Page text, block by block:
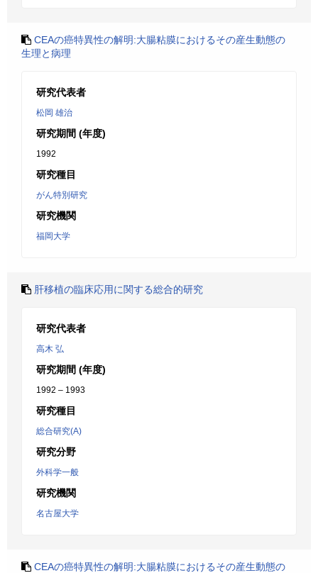
CEAの癌特異性の解明:大腸粘膜におけるその産生動態の
生理と病理
研究代表者
松岡 雄治
研究期間 (年度)
1992
研究種目
がん特別研究
研究機関
福岡大学
肝移植の臨床応用に関する総合的研究
研究代表者
高木 弘
研究期間 (年度)
1992 – 1993
研究種目
総合研究(A)
研究分野
外科学一般
研究機関
名古屋大学
CEAの癌特異性の解明:大腸粘膜におけるその産生動態の